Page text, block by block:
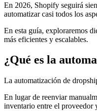
En 2026, Shopify seguirá
automatizar casi todos los
En esta guía, exploraremos
más eficientes y escalables.
¿Qué es la
La automatización de
En lugar de reenviar
inventario entre el proveedor